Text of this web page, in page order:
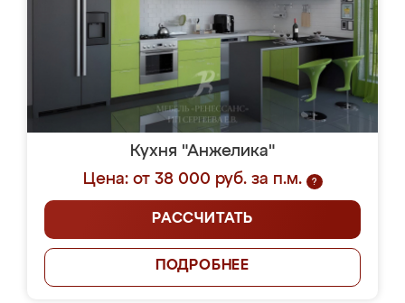
Кухня "Анжелика"
Цена: от 38 000 руб. за п.м.
?
РАССЧИТАТЬ
ПОДРОБНЕЕ